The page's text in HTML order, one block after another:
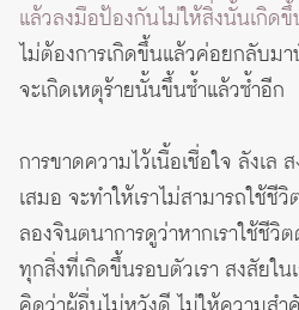
แล้วลงมือป้องกันไม่ให้สิ่งนั้นเกิด
ไม่ต้องการเกิดขึ้นแล้วค่อยกลับมา
จะเกิดเหตุร้ายนั้นขึ้นซ้ำแล้วซ้ำอีก
การขาดความไว้เนื้อเชื่อใจ ลังเล
เสมอ จะทำให้เราไม่สามารถใช้ชี
ลองจินตนาการดูว่าหากเราใช้ชีวิ
ทุกสิ่งที่เกิดขึ้นรอบตัวเรา สงสัยใ